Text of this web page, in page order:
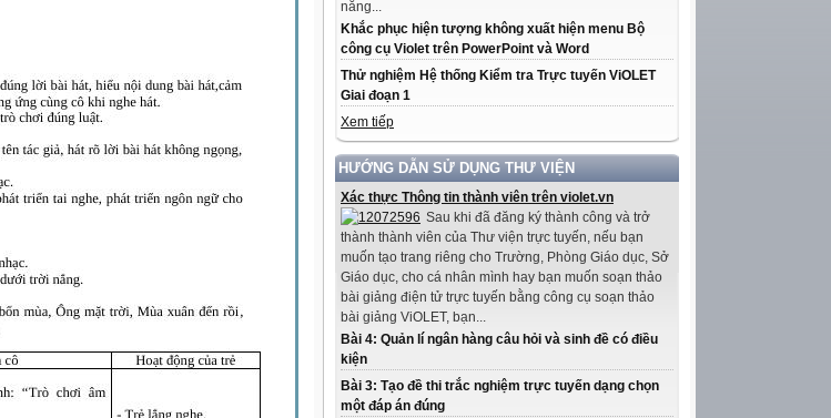
năng...
Khắc phục hiện tượng không xuất hiện menu Bộ
công cụ Violet trên PowerPoint và Word
Thử nghiệm Hệ thống Kiểm tra Trực tuyến ViOLET
Giai đoạn 1
Xem tiếp
HƯỚNG DẪN SỬ DỤNG THƯ VIỆN
Xác thực Thông tin thành viên trên violet.vn
Sau khi đã đăng ký thành công và trở
thành thành viên của Thư viện trực tuyến, nếu bạn
muốn tạo trang riêng cho Trường, Phòng Giáo dục, Sở
Giáo dục, cho cá nhân mình hay bạn muốn soạn thảo
bài giảng điện tử trực tuyến bằng công cụ soạn thảo
bài giảng ViOLET, bạn...
Bài 4: Quản lí ngân hàng câu hỏi và sinh đề có điều
kiện
Bài 3: Tạo đề thi trắc nghiệm trực tuyến dạng chọn
một đáp án đúng